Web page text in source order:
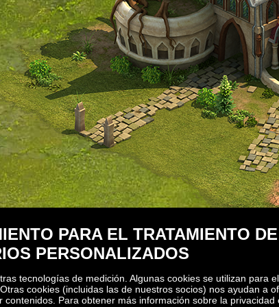
PARA EL TRATAMIENTO
PERSONALIZADOS
tecnologías de medición. Algunas cookies se utilizan para
cookies (incluidas las de nuestros socios) nos ayudan a
contenidos. Para obtener más información sobre la privacidad